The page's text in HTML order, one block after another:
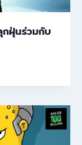
กฝุ่นร่วมกับ